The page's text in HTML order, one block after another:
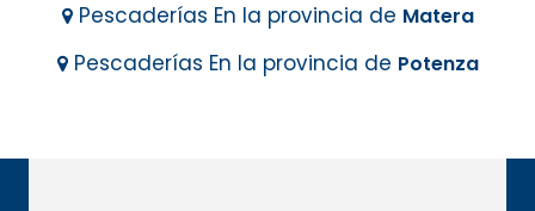
Pescaderías En la provincia de Matera
Pescaderías En la provincia de Potenza